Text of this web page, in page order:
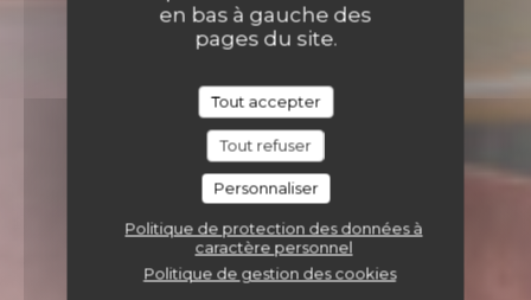
en bas à gauche des
pages du site.
Tout accepter
Tout refuser
Personnaliser
Politique de protection des données à
caractère personnel
Politique de gestion des cookies